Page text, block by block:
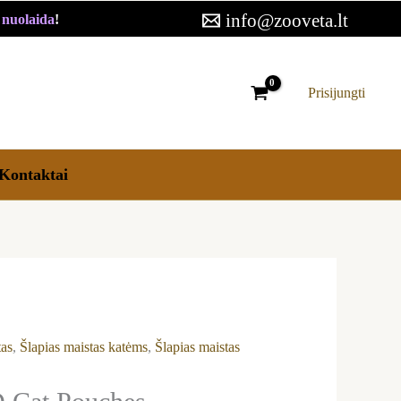
! info@zooveta.lt
Prisijungti
, Šlapias maistas katėms, Šlapias maistas
through
17,59 €